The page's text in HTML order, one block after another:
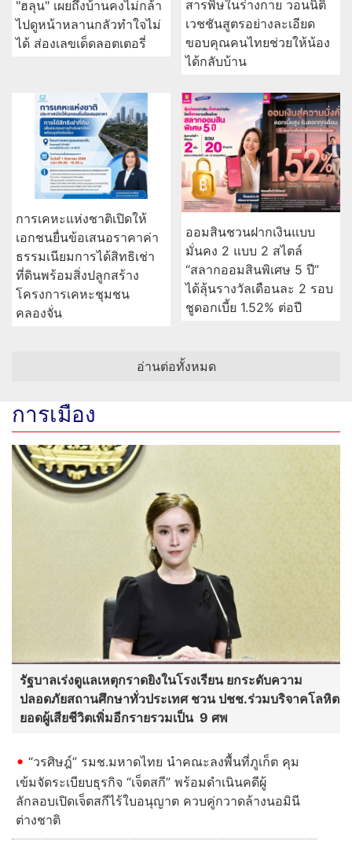
"ฮลุน" เผยถึงบ้านคงไม่กล้า
ไปดูหน้าหลานกลัวทำใจไม่
ได้ ส่องเลขเด็ดลอตเตอรี่
สารพิษในร่างกาย วอนนิติ
เวชชันสูตรอย่างละเอียด
ขอบคุณคนไทยช่วยให้น้อง
ได้กลับบ้าน
การเคหะแห่งชาติเปิดให้
เอกชนยื่นข้อเสนอราคาค่า
ธรรมเนียมการได้สิทธิเช่า
ที่ดินพร้อมสิ่งปลูกสร้าง
โครงการเคหะชุมชน
คลองจั่น
ออมสินชวนฝากเงินแบบ
มั่นคง 2 แบบ 2 สไตล์
“สลากออมสินพิเศษ 5 ปี”
ได้ลุ้นรางวัลเดือนละ 2 รอบ
ชูดอกเบี้ย 1.52% ต่อปี
อ่านต่อทั้งหมด
การเมือง
รัฐบาลเร่งดูแลเหตุกราดยิงในโรงเรียน ยกระดับความ
ปลอดภัยสถานศึกษาทั่วประเทศ ชวน ปชช.ร่วมบริจาคโลหิต
ยอดผู้เสียชีวิตเพิ่มอีกรายรวมเป็น 9 ศพ
“วรศิษฎ์” รมช.มหาดไทย นำคณะลงพื้นที่ภูเก็ต คุม
เข้มจัดระเบียบธุรกิจ “เจ็ตสกี” พร้อมดำเนินคดีผู้
ลักลอบเปิดเจ็ตสกีไร้ใบอนุญาต ควบคู่กวาดล้างนอมินี
ต่างชาติ